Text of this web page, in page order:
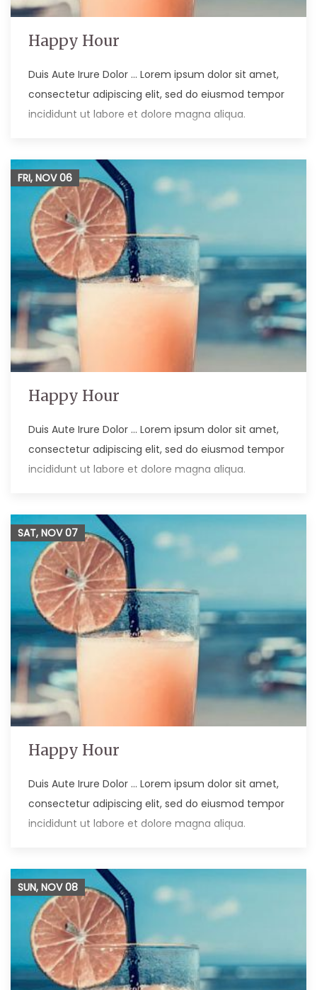
Happy Hour
Duis Aute Irure Dolor … Lorem ipsum dolor sit amet,
consectetur adipiscing elit, sed do eiusmod tempor
incididunt ut labore et dolore magna aliqua.
Happy Hour
Duis Aute Irure Dolor … Lorem ipsum dolor sit amet,
consectetur adipiscing elit, sed do eiusmod tempor
incididunt ut labore et dolore magna aliqua.
FRI, NOV06
Happy Hour
Duis Aute Irure Dolor … Lorem ipsum dolor sit amet,
consectetur adipiscing elit, sed do eiusmod tempor
incididunt ut labore et dolore magna aliqua.
SAT, NOV07
SUN, NOV08